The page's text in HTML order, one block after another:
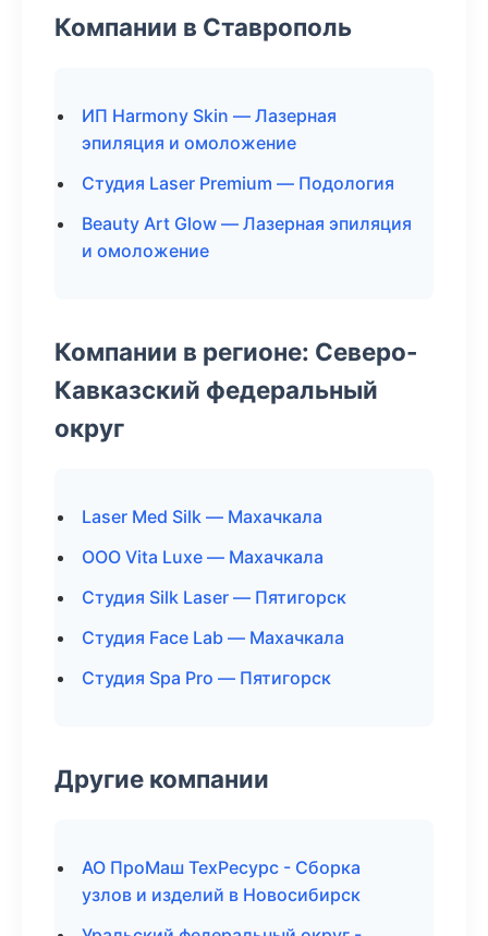
Компании в Ставрополь
ИП Harmony Skin — Лазерная
эпиляция и омоложение
Студия Laser Premium — Подология
Beauty Art Glow — Лазерная эпиляция
и омоложение
Компании в регионе: Северо-
Кавказский федеральный
округ
Laser Med Silk — Махачкала
ООО Vita Luxe — Махачкала
Студия Silk Laser — Пятигорск
Студия Face Lab — Махачкала
Студия Spa Pro — Пятигорск
Другие компании
АО ПроМаш ТехРесурс - Сборка
узлов и изделий в Новосибирск